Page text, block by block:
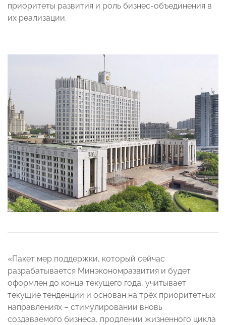
приоритеты развития и роль бизнес-объединения в
их реализации.
«Пакет мер поддержки, который сейчас
разрабатывается Минэкономразвития и будет
оформлен до конца текущего года, учитывает
текущие тенденции и основан на трёх приоритетных
направлениях – стимулировании вновь
создаваемого бизнеса, продлении жизненного цикла